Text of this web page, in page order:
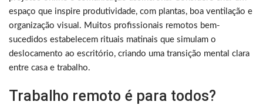
espaço que inspire produtividade, com plantas, boa ventilação e
organização visual. Muitos profissionais remotos bem-
sucedidos estabelecem rituais matinais que simulam o
deslocamento ao escritório, criando uma transição mental clara
entre casa e trabalho.
Trabalho remoto é para todos?